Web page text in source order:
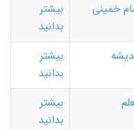
خمینی
بیشتر
بدانید
بیشتر
بدانید
بیشتر
بدانید